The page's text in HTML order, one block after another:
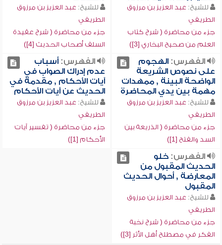
للشيخ: عبد العزيز بن مرزوق
الطريفي
جزء من محاضرة ( شرح كتاب
العلم من صحيح البخاري [3])
للشيخ: عبد العزيز بن مرزوق
الطريفي
جزء من محاضرة ( شرح عقيدة
السلف أصحاب الحديث [4])
الفهرس:الهجوم
على نصوص الشريعة
الواضحة البينة , ممهدات
مهمة بين يدي المحاضرة
للشيخ: عبد العزيز بن مرزوق
الطريفي
جزء من محاضرة ( الذريعة بين
السد والفتح [1])
الفهرس:أسباب
عدم إدراك الصواب في
آيات الأحكام , مقدمة في
الحديث عن آيات الأحكام
للشيخ: عبد العزيز بن مرزوق
الطريفي
جزء من محاضرة ( تفسير آيات
الأحكام [1])
الفهرس:خلو
الحديث المقبول من
المعارضة , أحوال الحديث
المقبول
للشيخ: عبد العزيز بن مرزوق
الطريفي
جزء من محاضرة ( شرح نخبة
الفكر في مصطلح أهل الأثر [3])